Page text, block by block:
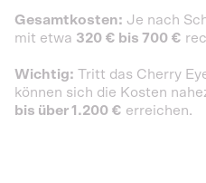
Gesamtkosten: Je nach
mit etwa 320 € bis 700 €
Wichtig: Tritt das Cherry
können sich die Kosten
bis über 1.200 € erreichen.